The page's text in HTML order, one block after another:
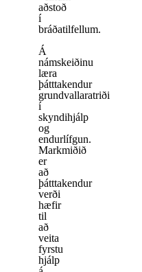
aðstoð
í
bráðatilfellum.
Á
námskeiðinu
læra
þátttakendur
grundvallaratriði
í
skyndihjálp
og
endurlífgun.
Markmiðið
er
að
þátttakendur
verði
hæfir
til
að
veita
fyrstu
hjálp